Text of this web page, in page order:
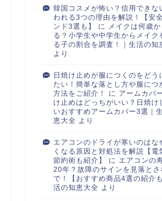
韓国コスメが怖い？信用できな
われる3つの理由を解説！【安
ンド3選も】
に メイクは何歳
る？小学生や中学生からメイク
る子の割合を調査！｜生活の知
より
日焼け止めが服につくのをどう
たい！簡単な落とし方や服につ
方法をご紹介！
に アームカバ
け止めはどっちがいい？日焼け
いおすすめアームカバー3選｜
恵大全 より
エアコンのドライが寒いのはな
くなる原因と対処法を解説【電
節約術も紹介】
に エアコンの
20年？故障のサインを見落とさ
で！【おすすめ商品4選の紹介
活の知恵大全 より